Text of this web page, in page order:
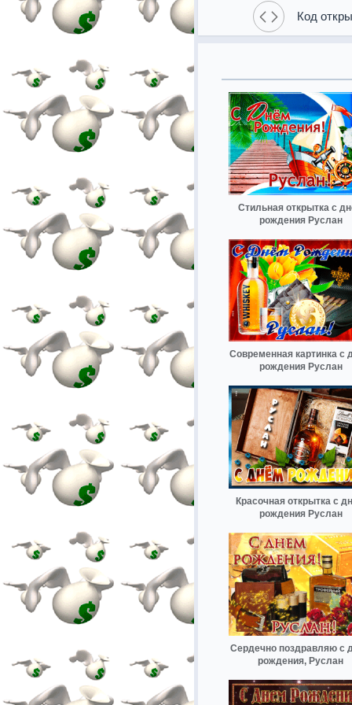
Код
Стильная открытка с
рождения Руслан
Современная картинка с
рождения Руслан
Красочная открытка с
рождения Руслан
Сердечно поздравляю с
рождения, Руслан